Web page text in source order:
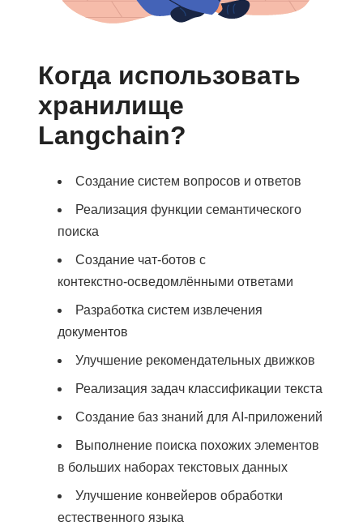
Когда использовать
хранилище
Langchain?
Создание систем вопросов и ответов
Реализация функции семантического
поиска
Создание чат-ботов с
контекстно‑осведомлёнными ответами
Разработка систем извлечения
документов
Улучшение рекомендательных движков
Реализация задач классификации текста
Создание баз знаний для AI‑приложений
Выполнение поиска похожих элементов
в больших наборах текстовых данных
Улучшение конвейеров обработки
естественного языка